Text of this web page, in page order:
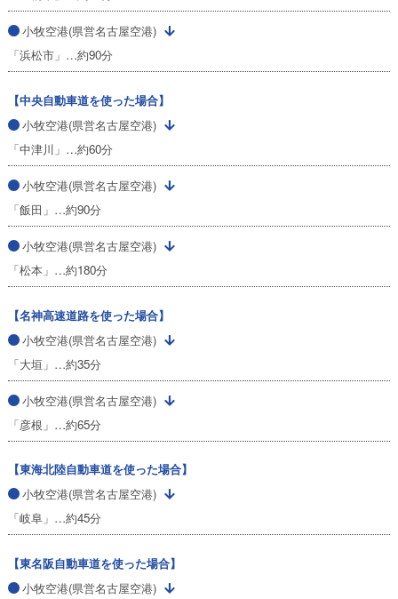
小牧空港(県営名古屋空港)
「浜松市」…約90分
【中央自動車道を使った場合】
小牧空港(県営名古屋空港)
「中津川」…約60分
小牧空港(県営名古屋空港)
「飯田」…約90分
小牧空港(県営名古屋空港)
「松本」…約180分
【名神高速道路を使った場合】
小牧空港(県営名古屋空港)
「大垣」…約35分
小牧空港(県営名古屋空港)
「彦根」…約65分
【東海北陸自動車道を使った場合】
小牧空港(県営名古屋空港)
「岐阜」…約45分
【東名阪自動車道を使った場合】
小牧空港(県営名古屋空港)